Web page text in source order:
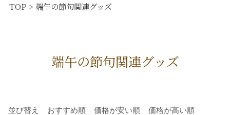
TOP 端午の節句関連グッズ
端午の節句関連グッズ
並び替え おすすめ順 価格が安い順 価格が高い順